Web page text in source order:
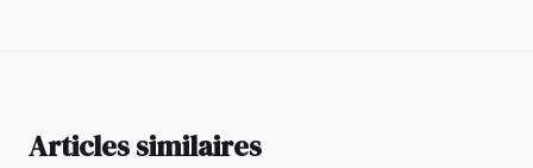
Articles similaires